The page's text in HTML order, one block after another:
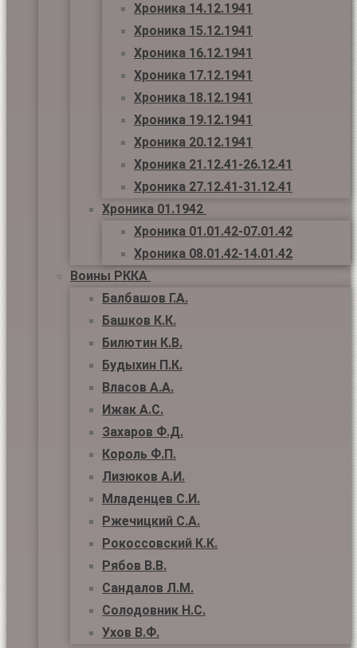
Хроника 14.12.1941
Хроника 15.12.1941
Хроника 16.12.1941
Хроника 17.12.1941
Хроника 18.12.1941
Хроника 19.12.1941
Хроника 20.12.1941
Хроника 21.12.41-26.12.41
Хроника 27.12.41-31.12.41
Хроника 01.1942
Хроника 01.01.42-07.01.42
Хроника 08.01.42-14.01.42
Воины РККА
Балбашов Г.А.
Башков К.К.
Билютин К.В.
Будыхин П.К.
Власов А.А.
Ижак А.С.
Захаров Ф.Д.
Король Ф.П.
Лизюков А.И.
Младенцев С.И.
Ржечицкий С.А.
Рокоссовский К.К.
Рябов В.В.
Сандалов Л.М.
Солодовник Н.С.
Ухов В.Ф.